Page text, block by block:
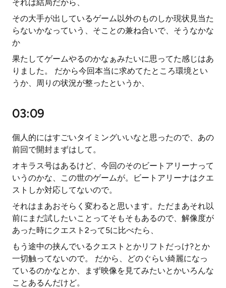
それは結局だから、
その大手が出しているゲーム以外のものしか現状見当た
らないかなっていう、そことの兼ね合いで、そうなかな
か
果たしてゲームやるのかなぁみたいに思ってた感じはあ
りました。 だから今回本当に求めてたところ環境とい
うか、周りの状況が整ったというか、
03:09
個人的にはすごいタイミングいいなと思ったので、あの
前回で開封まずはして。
オキラス号はあるけど、今回のそのビートアリーナって
いうのかな、この世のゲームが。ビートアリーナはクエ
ストしか対応してないので。
それはまあおそらく変わると思います。ただまあそれ以
前にまだ試したいことってそもそもあるので、解像度が
あった時にクエスト2って5に比べたら、
もう途中の挟んでいるクエストとかリフトだっけ?とか
一切触ってないので。 だから、どのぐらい綺麗になっ
ているのかなとか、まず映像を見てみたいとかいろんな
ことあるんだけど。